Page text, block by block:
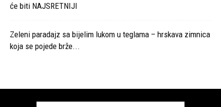
će biti NAJSRETNIJI
Zeleni paradajz sa bijelim lukom u teglama – hrskava zimnica
koja se pojede brže...